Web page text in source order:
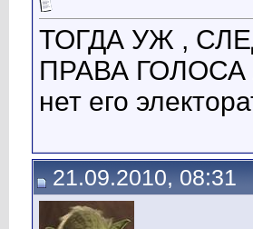
ТОГДА УЖ ,
ПРАВА ГОЛОСА
нет его
21.09.2010, 08:31